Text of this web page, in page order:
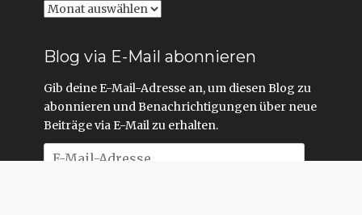
Archiv
Blog via E-Mail abonnieren
Gib deine E-Mail-Adresse an, um diesen Blog zu
abonnieren und Benachrichtigungen über neue
Beiträge via E-Mail zu erhalten.
E-